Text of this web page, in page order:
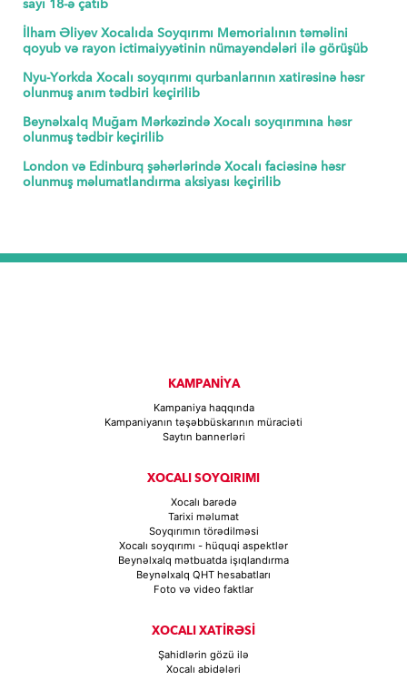
sayı 18-ə çatıb
İlham Əliyev Xocalıda Soyqırımı Memorialının təməlini
qoyub və rayon ictimaiyyətinin nümayəndələri ilə görüşüb
Nyu-Yorkda Xocalı soyqırımı qurbanlarının xatirəsinə həsr
olunmuş anım tədbiri keçirilib
Beynəlxalq Muğam Mərkəzində Xocalı soyqırımına həsr
olunmuş tədbir keçirilib
London və Edinburq şəhərlərində Xocalı faciəsinə həsr
olunmuş məlumatlandırma aksiyası keçirilib
KAMPANİYA
Kampaniya haqqında
Kampaniyanın təşəbbüskarının müraciəti
Saytın bannerləri
XOCALI SOYQIRIMI
Xocalı barədə
Tarixi məlumat
Soyqırımın törədilməsi
Xocalı soyqırımı - hüquqi aspektlər
Beynəlxalq mətbuatda işıqlandırma
Beynəlxalq QHT hesabatları
Foto və video faktlar
XOCALI XATİRƏSİ
Şahidlərin gözü ilə
Xocalı abidələri